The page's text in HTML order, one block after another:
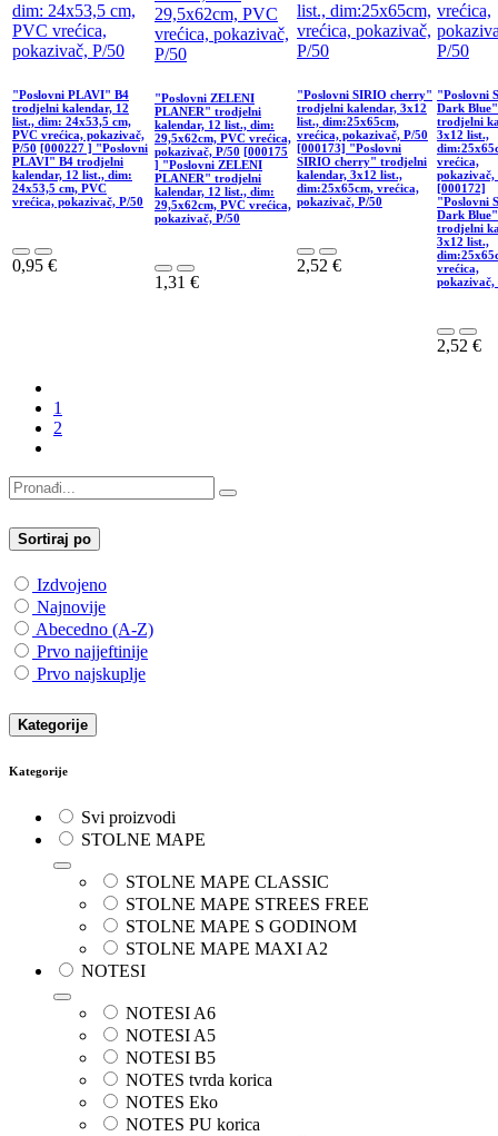
"Poslovni PLAVI" B4
trodjelni kalendar, 12
list., dim: 24x53,5 cm,
PVC vrećica, pokazivač,
P/50 [000227 ] "Poslovni
PLAVI" B4 trodjelni
kalendar, 12 list., dim:
24x53,5 cm, PVC
vrećica, pokazivač, P/50
0,95 €
"Poslovni ZELENI
PLANER" trodjelni
kalendar, 12 list., dim:
29,5x62cm, PVC vrećica,
pokazivač, P/50 [000175
] "Poslovni ZELENI
PLANER" trodjelni
kalendar, 12 list., dim:
29,5x62cm, PVC vrećica,
pokazivač, P/50
1,31 €
"Poslovni SIRIO cherry"
trodjelni kalendar, 3x12
list., dim:25x65cm,
vrećica, pokazivač, P/50
[000173] "Poslovni
SIRIO cherry" trodjelni
kalendar, 3x12 list.,
dim:25x65cm, vrećica,
pokazivač, P/50
2,52 €
"Poslovni
Dark Blue"
trodjelni
3x12 list.,
vrećica,
pokazivač,
[000172]
"Poslovni
Dark Blue"
trodjelni
3x12 list.,
vrećica,
pokazivač,
2,52 €
1
2
Sortiraj po
Izdvojeno
Najnovije
Abecedno (A-Z)
Prvo najjeftinije
Prvo najskuplje
Kategorije
Kategorije
Svi proizvodi
STOLNE MAPE
STOLNE MAPE CLASSIC
STOLNE MAPE STREES FREE
STOLNE MAPE S GODINOM
STOLNE MAPE MAXI A2
NOTESI
NOTESI A6
NOTESI A5
NOTESI B5
NOTES tvrda korica
NOTES Eko
NOTES PU korica